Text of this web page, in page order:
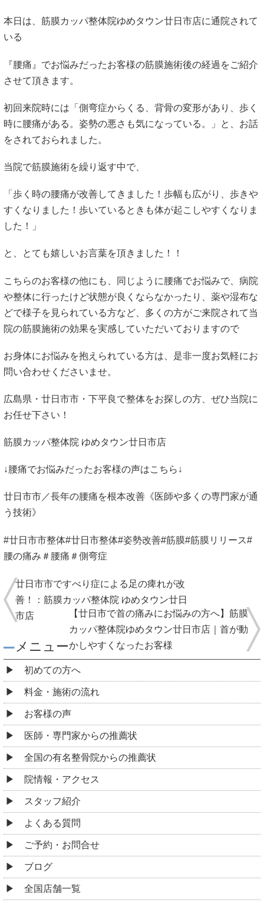
本日は、筋膜カッパ整体院ゆめタウン廿日市店に通院されて
いる
『腰痛』でお悩みだったお客様の筋膜施術後の経過をご紹介
させて頂きます。
初回来院時には「側弯症からくる、背骨の変形があり、歩く
時に腰痛がある。姿勢の悪さも気になっている。」と、お話
をされておられました。
当院で筋膜施術を繰り返す中で、
「歩く時の腰痛が改善してきました！歩幅も広がり、歩きや
すくなりました！歩いているときも体が起こしやすくなりま
した！」
と、とても嬉しいお言葉を頂きました！！
こちらのお客様の他にも、同じように腰痛でお悩みで、病院
や整体に行ったけど状態が良くならなかったり、薬や湿布な
どで様子を見られている方など、多くの方がご来院されて当
院の筋膜施術の効果を実感していただいておりますので
お身体にお悩みを抱えられている方は、是非一度お気軽にお
問い合わせくださいませ。
広島県・廿日市市・下平良で整体をお探しの方、ぜひ当院に
お任せ下さい！
筋膜カッパ整体院 ゆめタウン廿日市店
↓腰痛でお悩みだったお客様の声はこちら↓
廿日市市／長年の腰痛を根本改善《医師や多くの専門家が通
う技術》
#廿日市市整体#廿日市整体#姿勢改善#筋膜#筋膜リリース#
腰の痛み＃腰痛＃側弯症
廿日市市ですべり症による足の痺れが改
善！：筋膜カッパ整体院 ゆめタウン廿日
市店
【廿日市で首の痛みにお悩みの方へ】筋膜
カッパ整体院ゆめタウン廿日市店｜首が動
かしやすくなったお客様
メニュー
初めての方へ
料金・施術の流れ
お客様の声
医師・専門家からの推薦状
全国の有名整骨院からの推薦状
院情報・アクセス
スタッフ紹介
よくある質問
ご予約・お問合せ
ブログ
全国店舗一覧